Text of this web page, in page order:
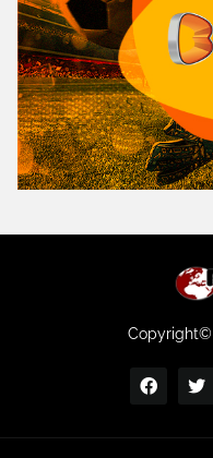
Copyright©